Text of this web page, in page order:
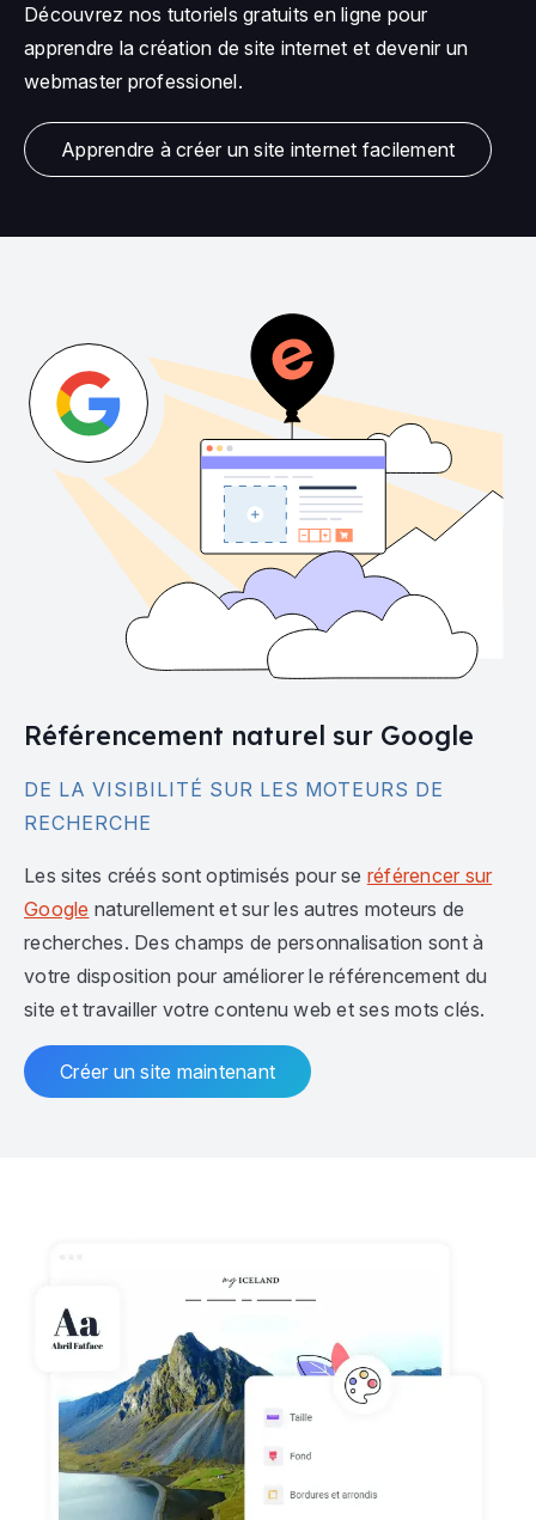
Découvrez nos tutoriels gratuits en ligne pour
apprendre la création de site internet et devenir un
webmaster professionel.
Apprendre à créer un site internet facilement
Référencement naturel sur Google
DE LA VISIBILITÉ SUR LES MOTEURS DE
RECHERCHE
Les sites créés sont optimisés pour se référencer sur
Google naturellement et sur les autres moteurs de
recherches. Des champs de personnalisation sont à
votre disposition pour améliorer le référencement du
site et travailler votre contenu web et ses mots clés.
Créer un site maintenant